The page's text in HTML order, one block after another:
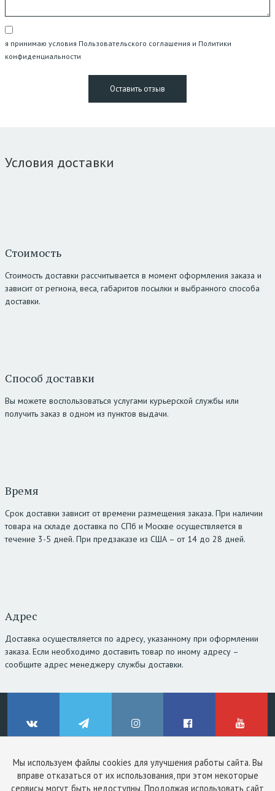
Мы используем файлы cookies для улучшения работы сайта. Вы
вправе отказаться от их использования, при этом некоторые
сервисы могут быть недоступны. Продолжая использовать сайт
я принимаю условия Пользовательского соглашения и Политики
конфиденциальности
Условия доставки
Стоимость
Стоимость доставки рассчитывается в момент оформления заказа и
зависит от региона, веса, габаритов посылки и выбранного способа
доставки.
Способ доставки
Вы можете воспользоваться услугами курьерской службы или
получить заказ в одном из пунктов выдачи.
Время
Срок доставки зависит от времени размещения заказа. При наличии
товара на складе доставка по СПб и Москве осуществляется в
течение 3-5 дней. При предзаказе из США – от 14 до 28 дней.
Адрес
Доставка осуществляется по адресу, указанному при оформлении
заказа. Если необходимо доставить товар по иному адресу –
сообщите адрес менеджеру службы доставки.
ВКонтакте Telegram Instagram Facebook YouTube
© ClinicStyle, 2026
Используя сайт, вы принимаетепользовательское соглашениеи